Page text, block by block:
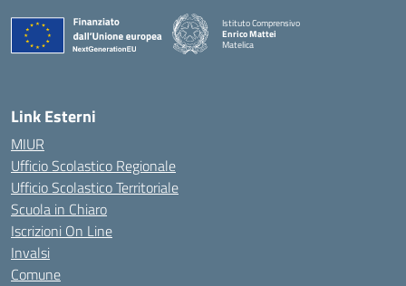
Istituto Comprensivo
Enrico Mattei
Matelica
Link Esterni
MIUR
Ufficio Scolastico Regionale
Ufficio Scolastico Territoriale
Scuola in Chiaro
Iscrizioni On Line
Invalsi
Comune